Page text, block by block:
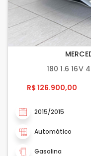
180 1.6 16V
R$ 126.900,00
2015/2015
Automático
Gasolina